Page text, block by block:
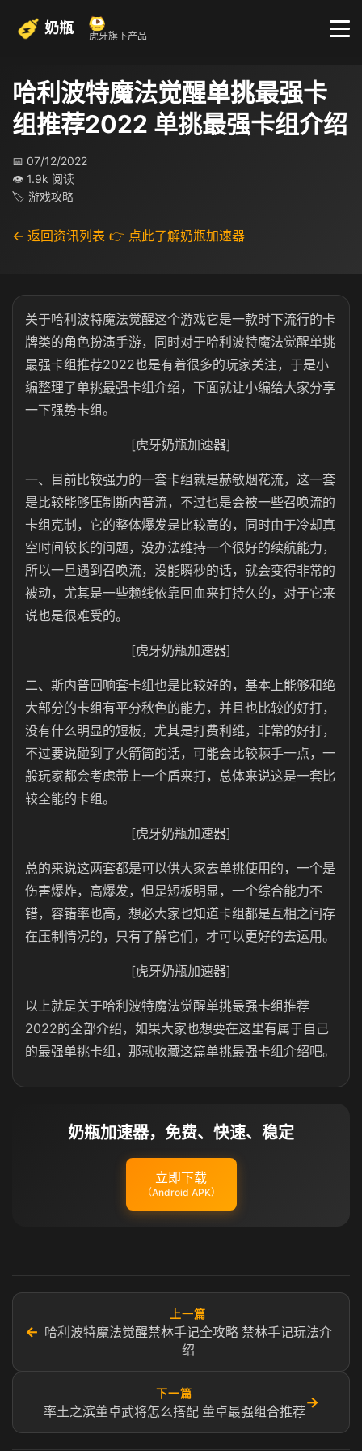
奶瓶 虎牙旗下产品
哈利波特魔法觉醒单挑最强卡
组推荐2022 单挑最强卡组介绍
📅 07/12/2022
👁 1.9k 阅读
🏷 游戏攻略
← 返回资讯列表 👉 点此了解奶瓶加速器
关于哈利波特魔法觉醒这个游戏它是一款时下流行的卡
牌类的角色扮演手游，同时对于哈利波特魔法觉醒单挑
最强卡组推荐2022也是有着很多的玩家关注，于是小
编整理了单挑最强卡组介绍，下面就让小编给大家分享
一下强势卡组。
[虎牙奶瓶加速器]
一、目前比较强力的一套卡组就是赫敏烟花流，这一套
是比较能够压制斯内普流，不过也是会被一些召唤流的
卡组克制，它的整体爆发是比较高的，同时由于冷却真
空时间较长的问题，没办法维持一个很好的续航能力，
所以一旦遇到召唤流，没能瞬秒的话，就会变得非常的
被动，尤其是一些赖线依靠回血来打持久的，对于它来
说也是很难受的。
[虎牙奶瓶加速器]
二、斯内普回响套卡组也是比较好的，基本上能够和绝
大部分的卡组有平分秋色的能力，并且也比较的好打，
没有什么明显的短板，尤其是打费利维，非常的好打，
不过要说碰到了火箭筒的话，可能会比较棘手一点，一
般玩家都会考虑带上一个盾来打，总体来说这是一套比
较全能的卡组。
[虎牙奶瓶加速器]
总的来说这两套都是可以供大家去单挑使用的，一个是
伤害爆炸，高爆发，但是短板明显，一个综合能力不
错，容错率也高，想必大家也知道卡组都是互相之间存
在压制情况的，只有了解它们，才可以更好的去运用。
[虎牙奶瓶加速器]
以上就是关于哈利波特魔法觉醒单挑最强卡组推荐
2022的全部介绍，如果大家也想要在这里有属于自己
的最强单挑卡组，那就收藏这篇单挑最强卡组介绍吧。
奶瓶加速器，免费、快速、稳定
立即下载
（Android APK）
←
上一篇
哈利波特魔法觉醒禁林手记全攻略 禁林手记玩法介
绍
下一篇
率土之滨董卓武将怎么搭配 董卓最强组合推荐
→